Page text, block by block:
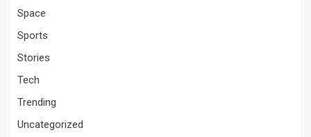
Space
Sports
Stories
Tech
Trending
Uncategorized